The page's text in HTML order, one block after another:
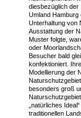
diesbezüglich der
Umland Hamburg
Unterhaltung von
Ausstattung der
Muster folgte,
oder
Besucher bald
konfektioniert.
Modellierung der
besonders groß
„natürliches
traditionellen